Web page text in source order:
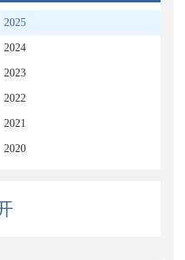
2025
2024
2023
2022
2021
2020